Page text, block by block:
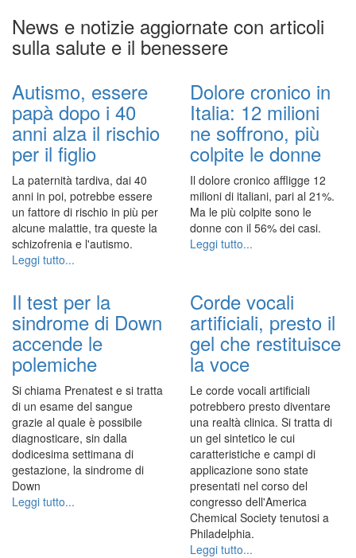
News e notizie aggiornate con articoli
sulla salute e il benessere
Autismo, essere
papà dopo i 40
anni alza il rischio
per il figlio
La paternità tardiva, dai 40
anni in poi, potrebbe essere
un fattore di rischio in più per
alcune malattie, tra queste la
schizofrenia e l'autismo.
Leggi tutto...
Dolore cronico in
Italia: 12 milioni
ne soffrono, più
colpite le donne
Il dolore cronico affligge 12
milioni di italiani, pari al 21%.
Ma le più colpite sono le
donne con il 56% dei casi.
Leggi tutto...
Il test per la
sindrome di Down
accende le
polemiche
Si chiama Prenatest e si tratta
di un esame del sangue
grazie al quale è possibile
diagnosticare, sin dalla
dodicesima settimana di
gestazione, la sindrome di
Down
Leggi tutto...
Corde vocali
artificiali, presto il
gel che restituisce
la voce
Le corde vocali artificiali
potrebbero presto diventare
una realtà clinica. Si tratta di
un gel sintetico le cui
caratteristiche e campi di
applicazione sono state
presentati nel corso del
congresso dell'America
Chemical Society tenutosi a
Philadelphia.
Leggi tutto...